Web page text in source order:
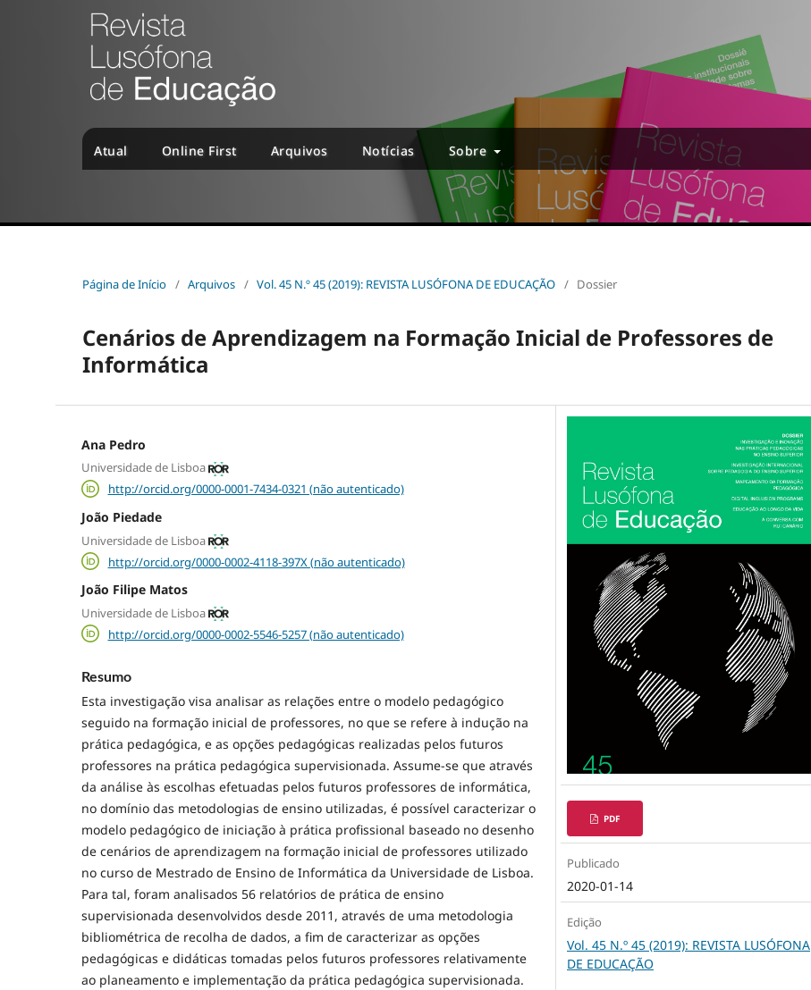
Atual Online First Arquivos Notícias Sobre
Página de Início / Arquivos / Vol. 45 N.º 45 (2019): REVISTA LUSÓFONA DE EDUCAÇÃO / Dossier
Cenários de Aprendizagem na Formação Inicial de Professores de
Informática
Ana Pedro
Universidade de Lisboa
http://orcid.org/0000-0001-7434-0321 (não autenticado)
João Piedade
Universidade de Lisboa
http://orcid.org/0000-0002-4118-397X (não autenticado)
João Filipe Matos
Universidade de Lisboa
http://orcid.org/0000-0002-5546-5257 (não autenticado)
Resumo
Esta investigação visa analisar as relações entre o modelo pedagógico
seguido na formação inicial de professores, no que se refere à indução na
prática pedagógica, e as opções pedagógicas realizadas pelos futuros
professores na prática pedagógica supervisionada. Assume-se que através
da análise às escolhas efetuadas pelos futuros professores de informática,
no domínio das metodologias de ensino utilizadas, é possível caracterizar o
modelo pedagógico de iniciação à prática profissional baseado no desenho
de cenários de aprendizagem na formação inicial de professores utilizado
no curso de Mestrado de Ensino de Informática da Universidade de Lisboa.
Para tal, foram analisados 56 relatórios de prática de ensino
supervisionada desenvolvidos desde 2011, através de uma metodologia
bibliométrica de recolha de dados, a fim de caracterizar as opções
pedagógicas e didáticas tomadas pelos futuros professores relativamente
ao planeamento e implementação da prática pedagógica supervisionada.
PDF
Publicado
2020-01-14
Edição
Vol. 45 N.º 45 (2019): REVISTA LUSÓFONA
DE EDUCAÇÃO